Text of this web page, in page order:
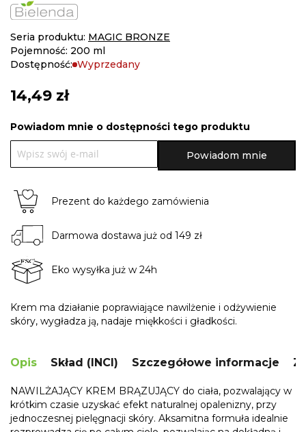
of
the
images
gallery
Seria produktu: MAGIC BRONZE
Pojemność: 200 ml
Dostępność: Wyprzedany
14,49 zł
Powiadom mnie o dostępności tego produktu
Powiadom mnie
Prezent do każdego zamówienia
Darmowa dostawa już od 149 zł
Eko wysyłka już w 24h
Krem ma działanie poprawiające nawilżenie i odżywienie
skóry, wygładza ją, nadaje miękkości i gładkości.
Opis Skład (INCI) Szczegółowe informacje
NAWILŻAJĄCY KREM BRĄZUJĄCY do ciała, pozwalający w
krótkim czasie uzyskać efekt naturalnej opalenizny, przy
jednoczesnej pielęgnacji skóry. Aksamitna formuła idealnie